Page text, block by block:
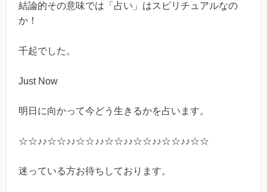
結論的その意味では「占い」はスピリチュアルなの
か！
千起でした。
Just Now
明日に向かって今どう生きるかを占います。
☆☆♪♪☆☆♪♪☆☆♪♪☆☆♪♪☆☆♪♪☆☆♪♪☆☆
迷っている方お待ちしております。